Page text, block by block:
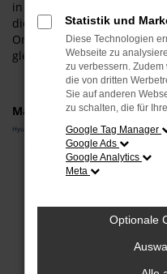
in Deggendorf und
die Vorzüge unserer
Ort zu erläutern. Wir
gleich mehrere Modelle für
Marken
Hyundai
Fehler:
Hier sind ein paar
Überprüfe deine
Statistik und
Diese Technologien
Webseite zu
zu verbessern.
die von dritten
Sie auf anderen
zu schalten, die für
Google Tag Manager
Google Ads
Google Analytics
Meta
Optionale